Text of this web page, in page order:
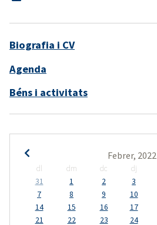
Biografia i CV
Agenda
Béns i activitats
Febrer, 2022
dl dm dc dj
31
1 2 3
7
8 9 10
14
15 16 17
21
22 23 24